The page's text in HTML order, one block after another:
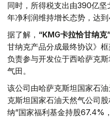
同时，所得税支出由390亿
年净利润维持增长态势，达到
据了解， “KMG卡拉恰甘纳克
甘纳克产品分成最终协议》
负责参与开发位于西哈萨克
气田。
该公司由哈萨克斯坦国家石
克斯坦国家石油天然气公司
纳”国家福利基金持股67.4%